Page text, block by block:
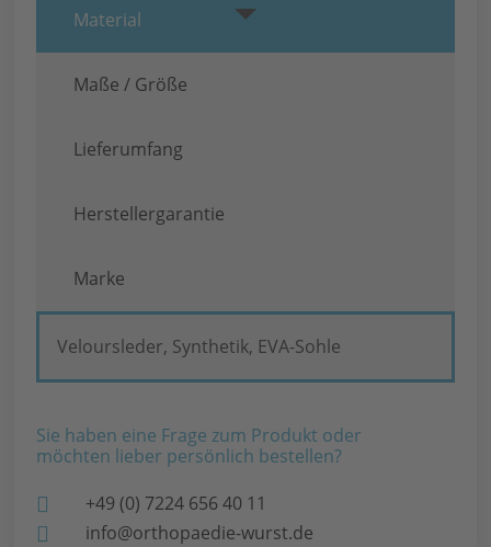
Material
Maße / Größe
Lieferumfang
Herstellergarantie
Marke
Veloursleder, Synthetik, EVA-Sohle
Sie haben eine Frage zum Produkt oder
möchten lieber persönlich bestellen?
+49 (0) 7224 656 40 11
info@orthopaedie-wurst.de